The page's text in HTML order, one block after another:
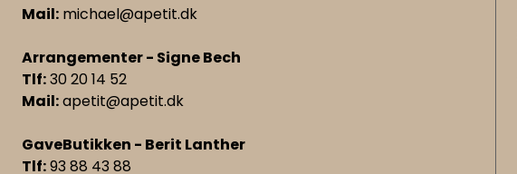
Mail: michael@apetit.dk
Arrangementer - Signe Bech
Tlf:30 20 14 52
Mail:apetit@apetit.dk
GaveButikken - Berit Lanther
Tlf:93 88 43 88